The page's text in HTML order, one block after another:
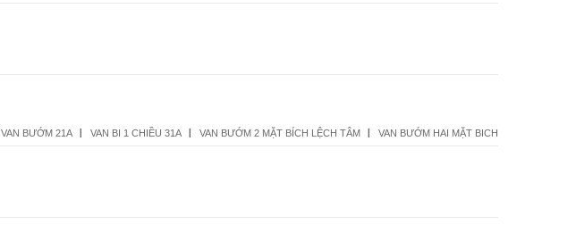
VAN BƯỚM 21A VAN BI 1 CHIỀU 31A VAN BƯỚM 2 MẶT BÍCH LỆCH TÂM VAN BƯỚM HAI MẶT BICH